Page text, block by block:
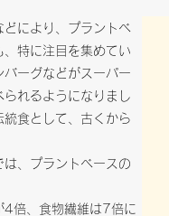
どにより、プラントベ
特に注目を集めてい
ーグなどがスーパー
れるようになりまし
食として、古くから
、プラントベースの
4倍、食物繊維は7倍に